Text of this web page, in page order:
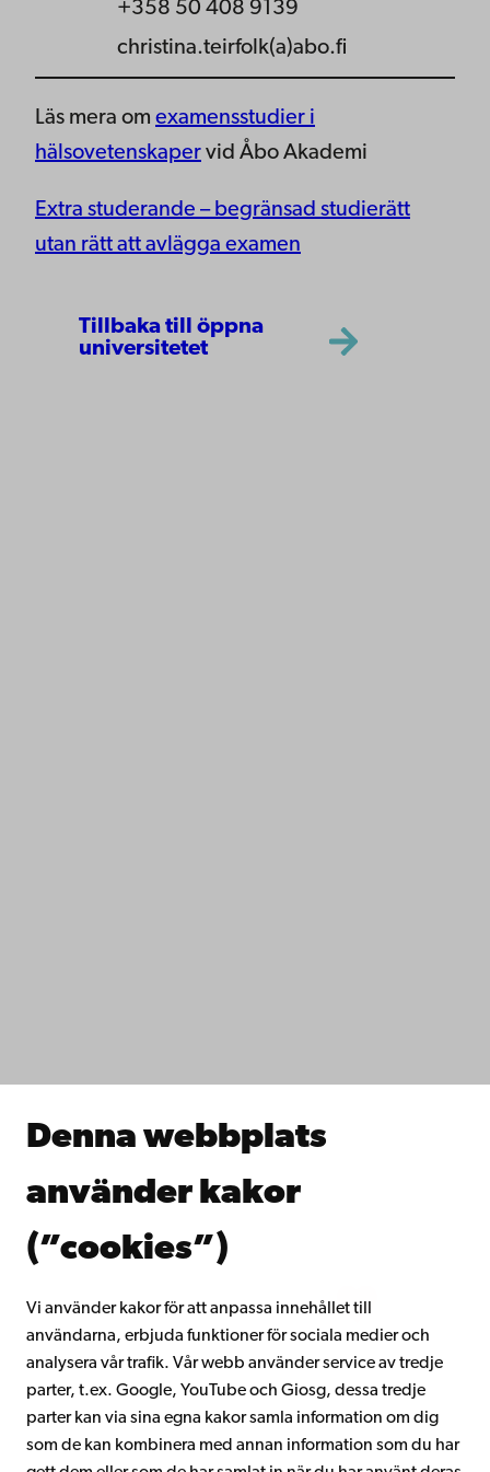
Denna webbplats
använder kakor
(”cookies”)
Vi använder kakor för att anpassa innehållet till
användarna, erbjuda funktioner för sociala medier och
analysera vår trafik. Vår webb använder service av tredje
parter, t.ex. Google, YouTube och Giosg, dessa tredje
parter kan via sina egna kakor samla information om dig
som de kan kombinera med annan information som du har
+358 50 408 9139
christina.teirfolk(a)abo.fi
Läs mera om examensstudier i
hälsovetenskaper vid Åbo Akademi
Extra studerande – begränsad studierätt
utan rätt att avlägga examen
Tillbaka till öppna
universitetet
Samarbeta med oss
Kontinuerligt lärande
Gå med i Åbo Akademis alumnnätverk
Intranätet
Facebook InstagramYouTube LinkedIn Blog Snapchat